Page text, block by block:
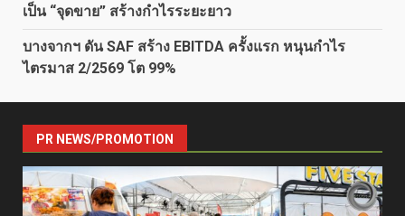
เป็น “จุดขาย” สร้างกำไรระยะยาว
บางจากฯ ดัน SAF สร้าง EBITDA ครั้งแรก หนุนกำไร
ไตรมาส 2/2569 โต 99%
PR NEWS/PROMOTION